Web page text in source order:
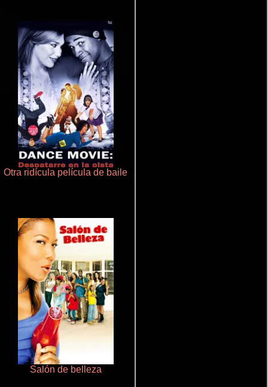
Otra ridícula película de baile
Salón de belleza